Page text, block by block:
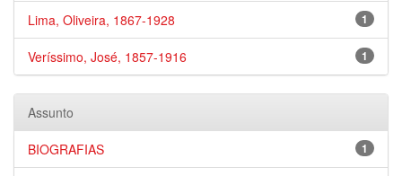
1
Lima, Oliveira, 1867-1928
1
Veríssimo, José, 1857-1916
Assunto
1
BIOGRAFIAS